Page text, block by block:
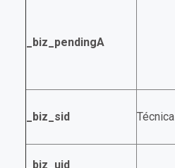
_biz_pendingA
_biz_sid Técnica
_biz_uid